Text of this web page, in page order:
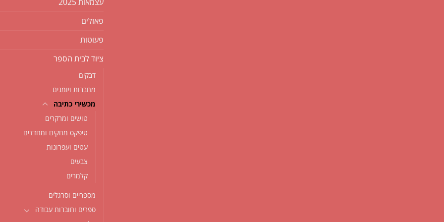
פאזלים
פעוטות
ציוד לבית הספר
דבקים
מחברות ויומנים
מכשירי כתיבה
טושים ומרקרים
טיפקס מחקים ומחדדים
עטים ועפרונות
צבעים
קלמרים
מספריים וסרגלים
ספרים וחוברות עבודה